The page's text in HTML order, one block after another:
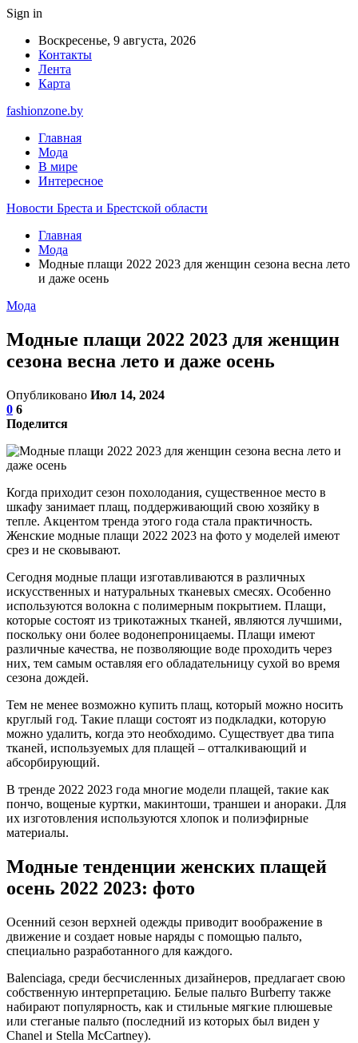
Sign in
Воскресенье, 9 августа, 2026
Контакты
Лента
Карта
fashionzone.by
Главная
Мода
В мире
Интересное
Новости Бреста и Брестской области
Главная
Мода
Модные плащи 2022 2023 для женщин сезона весна лето
и даже осень
Мода
Модные плащи 2022 2023 для женщин
сезона весна лето и даже осень
Опубликовано Июл 14, 2024
0 6
Поделится
Когда приходит сезон похолодания, существенное место в
шкафу занимает плащ, поддерживающий свою хозяйку в
тепле. Акцентом тренда этого года стала практичность.
Женские модные плащи 2022 2023 на фото у моделей имеют
срез и не сковывают.
Сегодня модные плащи изготавливаются в различных
искусственных и натуральных тканевых смесях. Особенно
используются волокна с полимерным покрытием. Плащи,
которые состоят из трикотажных тканей, являются лучшими,
поскольку они более водонепроницаемы. Плащи имеют
различные качества, не позволяющие воде проходить через
них, тем самым оставляя его обладательницу сухой во время
сезона дождей.
Тем не менее возможно купить плащ, который можно носить
круглый год. Такие плащи состоят из подкладки, которую
можно удалить, когда это необходимо. Существует два типа
тканей, используемых для плащей – отталкивающий и
абсорбирующий.
В тренде 2022 2023 года многие модели плащей, такие как
пончо, вощеные куртки, макинтоши, траншеи и анораки. Для
их изготовления используются хлопок и полиэфирные
материалы.
Модные тенденции женских плащей
осень 2022 2023: фото
Осенний сезон верхней одежды приводит воображение в
движение и создает новые наряды с помощью пальто,
специально разработанного для каждого.
Balenciaga, среди бесчисленных дизайнеров, предлагает свою
собственную интерпретацию. Белые пальто Burberry также
набирают популярность, как и стильные мягкие плюшевые
или стеганые пальто (последний из которых был виден у
Chanel и Stella McCartney).